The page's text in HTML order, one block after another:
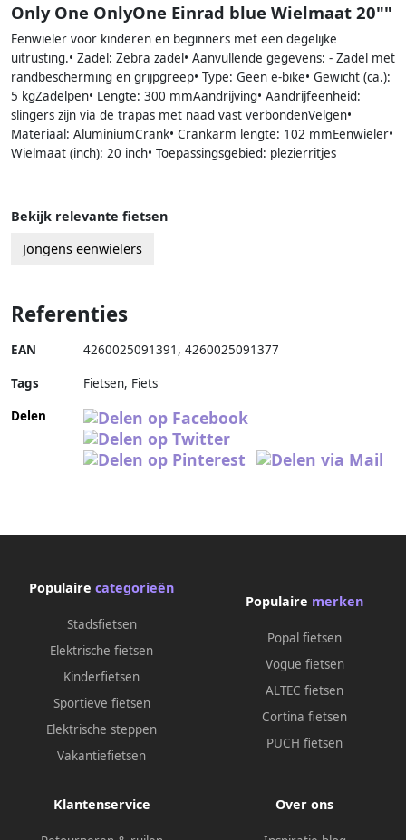
Only One OnlyOne Einrad blue Wielmaat 20""
Eenwieler voor kinderen en beginners met een degelijke
uitrusting.• Zadel: Zebra zadel• Aanvullende gegevens: - Zadel met
randbescherming en grijpgreep• Type: Geen e-bike• Gewicht (ca.):
5 kgZadelpen• Lengte: 300 mmAandrijving• Aandrijfeenheid:
slingers zijn via de trapas met naad vast verbondenVelgen•
Materiaal: AluminiumCrank• Crankarm lengte: 102 mmEenwieler•
Wielmaat (inch): 20 inch• Toepassingsgebied: plezierritjes
Bekijk relevante fietsen
Jongens eenwielers
Referenties
EAN 4260025091391 , 4260025091377
Tags
Fietsen, Fiets
Delen
Populaire categorieën
Stadsfietsen
Elektrische fietsen
Kinderfietsen
Sportieve fietsen
Elektrische steppen
Vakantiefietsen
Populaire merken
Popal fietsen
Vogue fietsen
ALTEC fietsen
Cortina fietsen
PUCH fietsen
Klantenservice Over ons